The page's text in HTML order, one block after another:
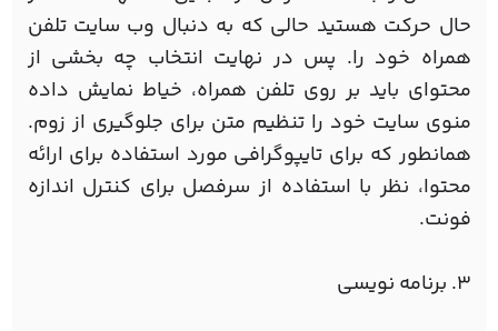
حال حرکت هستید حالی که به دنبال وب سایت تلفن
همراه خود را. پس در نهایت انتخاب چه بخشی از
محتوای باید بر روی تلفن همراه، خیاط نمایش داده
منوی سایت خود را تنظیم متن برای جلوگیری از زوم.
همانطور که برای تایپوگرافی مورد استفاده برای ارائه
محتوا، نظر با استفاده از سرفصل برای کنترل اندازه
فونت.
3. برنامه نویسی